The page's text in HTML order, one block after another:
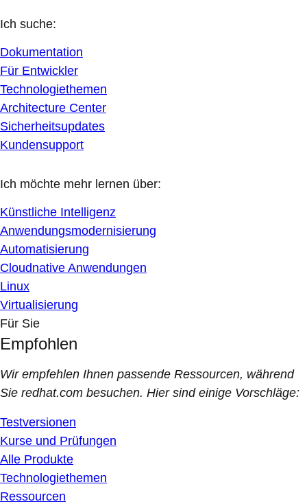
Ich suche:
Dokumentation
Für Entwickler
Technologiethemen
Architecture Center
Sicherheitsupdates
Kundensupport
Ich möchte mehr lernen über:
Künstliche Intelligenz
Anwendungsmodernisierung
Automatisierung
Cloudnative Anwendungen
Linux
Virtualisierung
Für Sie
Empfohlen
Wir empfehlen Ihnen passende Ressourcen, während
Sie redhat.com besuchen. Hier sind einige Vorschläge:
Testversionen
Kurse und Prüfungen
Alle Produkte
Technologiethemen
Ressourcen